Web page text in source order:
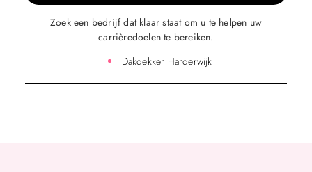
Zoek een bedrijf dat klaar staat om u te helpen uw
carrièredoelen te bereiken.
Dakdekker Harderwijk